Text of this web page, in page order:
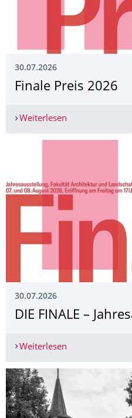
30.07.2026
Finale Preis 2026
Weiterlesen
30.07.2026
DIE FINALE –
Weiterlesen